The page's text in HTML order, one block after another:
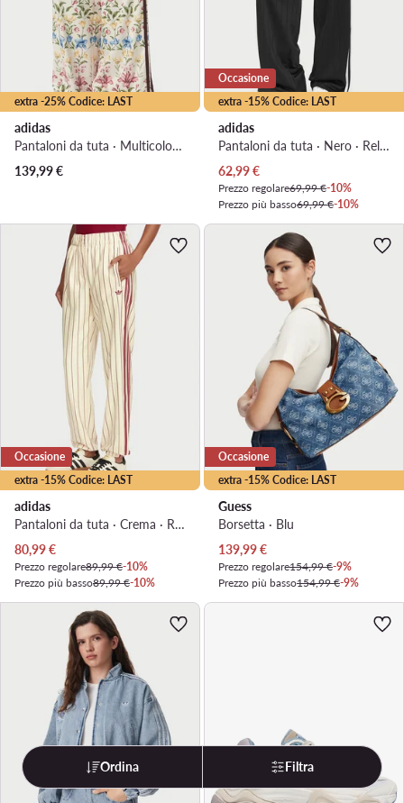
extra -25% Codice: LAST
adidas
Pantaloni da tuta · Multicolore · Relaxed Fit
139,99€
extra -15% Codice: LAST
Occasione
adidas
Pantaloni da tuta · Nero · Relaxed Fit
Prezzo attuale
62,99€
Prezzo regolare69,99 €-10%
Prezzo più basso69,99 €-10%
extra -15% Codice: LAST
Occasione
adidas
Pantaloni da tuta · Crema · Regular Fit
Prezzo attuale
80,99€
Prezzo regolare89,99 €-10%
Prezzo più basso89,99 €-10%
extra -15% Codice: LAST
Occasione
Guess
Borsetta · Blu
Prezzo attuale
139,99€
Prezzo regolare154,99 €-9%
Prezzo più basso154,99 €-9%
Ordina Filtra